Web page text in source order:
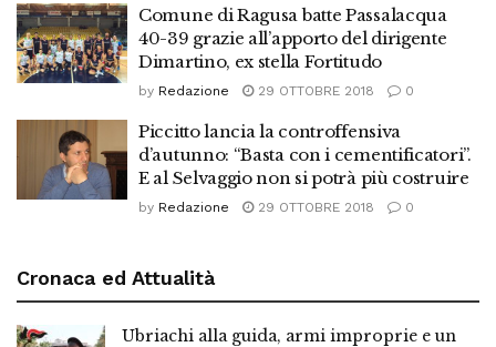
Comune di Ragusa batte Passalacqua
40-39 grazie all’apporto del dirigente
Dimartino, ex stella Fortitudo
by Redazione 29 OTTOBRE 2018 0
Piccitto lancia la controffensiva
d’autunno: “Basta con i cementificatori”.
E al Selvaggio non si potrà più costruire
by Redazione 29 OTTOBRE 2018 0
Cronaca ed Attualità
Ubriachi alla guida, armi improprie e un